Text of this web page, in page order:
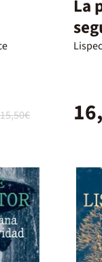
15,50€
La